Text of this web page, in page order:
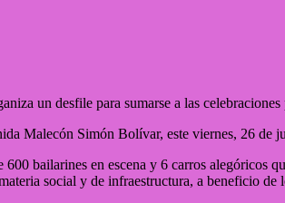
un desfile para sumarse a las
Malecón Simón Bolívar, este viernes, 26 de
bailarines en escena y 6 carros alegóricos
social y de infraestructura, a beneficio de